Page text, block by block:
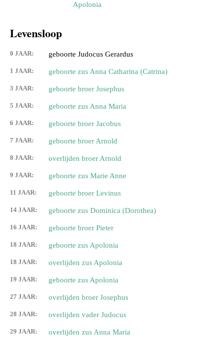
Apolonia
Levensloop
0 JAAR: geboorte Judocus Gerardus
1 JAAR: geboorte zus Anna Catharina (Catrina)
3 JAAR: geboorte broer Josephus
5 JAAR: geboorte zus Anna Maria
6 JAAR: geboorte broer Jacobus
7 JAAR: geboorte broer Arnold
8 JAAR: overlijden broer Arnold
9 JAAR: geboorte zus Marie Anne
11 JAAR: geboorte broer Levinus
14 JAAR: geboorte zus Dominica (Dorothea)
16 JAAR: geboorte broer Pieter
18 JAAR: geboorte zus Apolonia
18 JAAR: overlijden zus Apolonia
19 JAAR: geboorte zus Apolonia
27 JAAR: overlijden broer Josephus
28 JAAR: overlijden vader Judocus
29 JAAR: overlijden zus Anna Maria